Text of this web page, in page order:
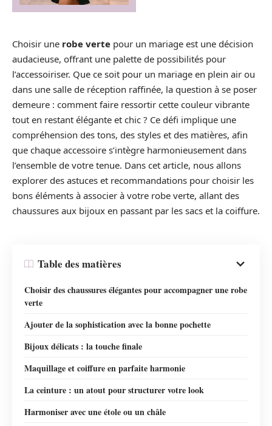
Choisir une robe verte pour un mariage est une décision
audacieuse, offrant une palette de possibilités pour
l’accessoiriser. Que ce soit pour un mariage en plein air ou
dans une salle de réception raffinée, la question à se poser
demeure : comment faire ressortir cette couleur vibrante
tout en restant élégante et chic ? Ce défi implique une
compréhension des tons, des styles et des matières, afin
que chaque accessoire s’intègre harmonieusement dans
l’ensemble de votre tenue. Dans cet article, nous allons
explorer des astuces et recommandations pour choisir les
bons éléments à associer à votre robe verte, allant des
chaussures aux bijoux en passant par les sacs et la coiffure.
Table des matières
Choisir des chaussures élégantes pour accompagner une robe
verte
Ajouter de la sophistication avec la bonne pochette
Bijoux délicats : la touche finale
Maquillage et coiffure en parfaite harmonie
La ceinture : un atout pour structurer votre look
Harmoniser avec une étole ou un châle